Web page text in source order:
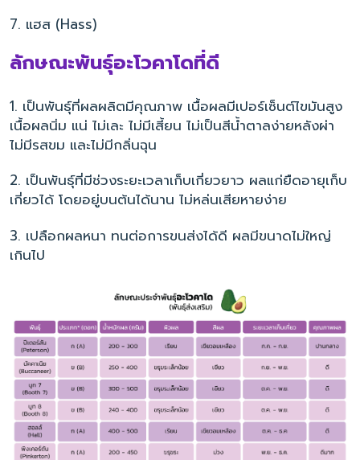
7. แฮส (Hass)
ลักษณะพันธุ์อะโวคาโดที่ดี
1. เป็นพันธุ์ที่ผลผลิตมีคุณภาพ เนื้อผลมีเปอร์เซ็นต์ไขมันสูง
เนื้อผลนิ่ม แน่ ไม่เละ ไม่มีเสี้ยน ไม่เป็นสีน้ำตาลง่ายหลังผ่า
ไม่มีรสขม และไม่มีกลิ่นฉุน
2. เป็นพันธุ์ที่มีช่วงระยะเวลาเก็บเกี่ยวยาว ผลแก่ยืดอายุเก็บ
เกี่ยวได้ โดยอยู่บนต้นได้นาน ไม่หล่นเสียหายง่าย
3. เปลือกผลหนา ทนต่อการขนส่งได้ดี ผลมีขนาดไม่ใหญ่
เกินไป